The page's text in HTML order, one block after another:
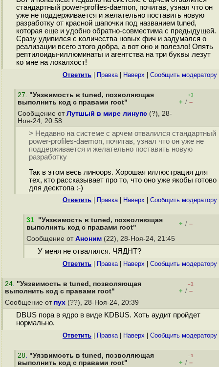
стандартный power-profiles-daemon, почитав, узнал что он
уже не поддерживается и желательно поставить новую
разработку от красной шапочки под названием tuned,
которая еще и удобно обратно-совместима с предыдущей.
Сразу удивился c количества новых фич и задумался о
реализации всего этого добра, а вот оно и полезло! Опять
рептилоиды-иллюминаты и агентства на три буквы лезут
ко мне на локалхост!
Ответить Правка| Наверх Cообщить модератору
27. "Уязвимость в tuned, позволяющая
выполнить код с правами root"
+3
+ / –
Сообщение от Лутшый в мире линупс (?), 28-
Ноя-24, 20:58
> Недавно на системе с арчем отвалился стандартный
power-profiles-daemon, почитав, узнал что он уже не
поддерживается и желательно поставить новую
разработку
Так в этом весь линoops. Хорошая иллюстрация для
тех, кто рассказывает про то, что оно уже якобы готово
для десктопа :-)
Ответить Правка| Наверх Cообщить модератору
31. "Уязвимость в tuned, позволяющая
выполнить код с правами root"
+ / –
Сообщение от Аноним (22), 28-Ноя-24, 21:45
У меня не отвалился. ЧЯДНТ?
Ответить Правка| Наверх Cообщить модератору
24. "Уязвимость в tuned, позволяющая
выполнить код с правами root"
–1
+ / –
Сообщение от пух (??), 28-Ноя-24, 20:39
DBUS пора в ядро в виде KDBUS. Хоть аудит пройдет
нормально.
Ответить Правка| Наверх Cообщить модератору
28. "Уязвимость в tuned, позволяющая
выполнить код с правами root"
–1
+ / –